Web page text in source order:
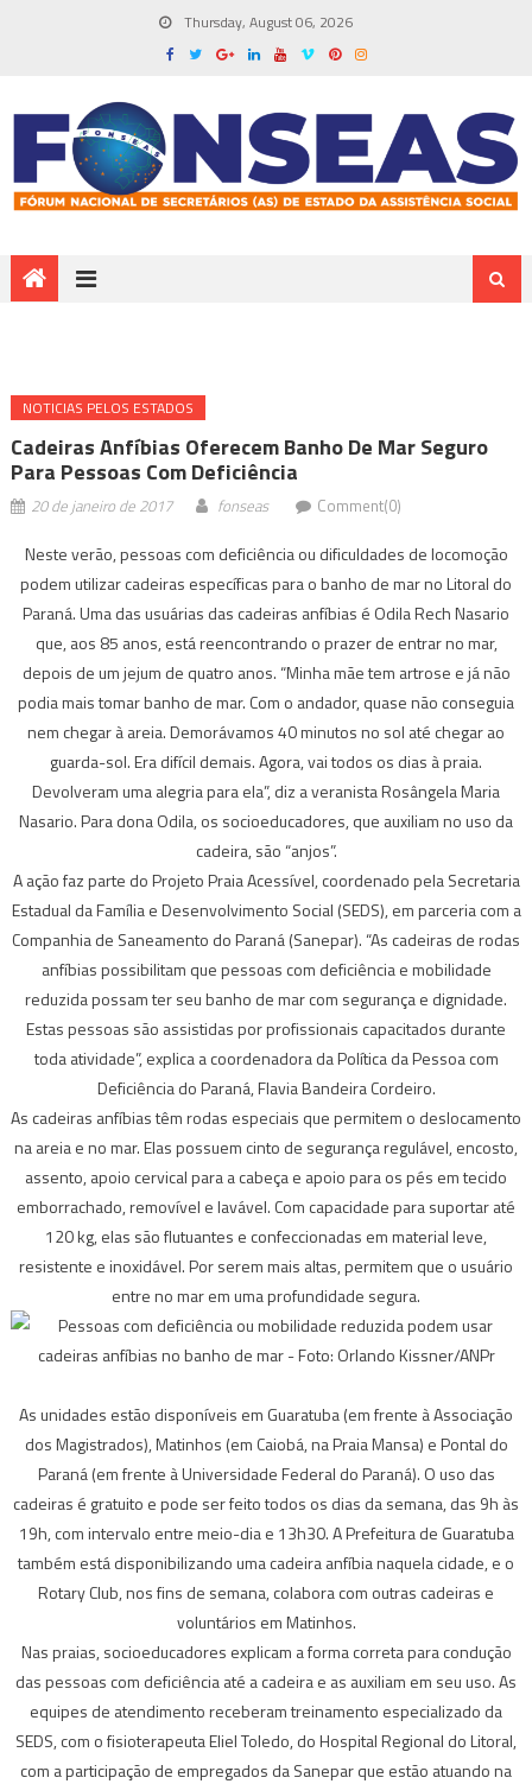
Thursday, August 06, 2026
NOTICIAS PELOS ESTADOS
Cadeiras Anfíbias Oferecem Banho De Mar Seguro
Para Pessoas Com Deficiência
20 de janeiro de 2017 fonseas Comment(0)
Neste verão, pessoas com deficiência ou dificuldades de locomoção
podem utilizar cadeiras específicas para o banho de mar no Litoral do
Paraná. Uma das usuárias das cadeiras anfíbias é Odila Rech Nasario
que, aos 85 anos, está reencontrando o prazer de entrar no mar,
depois de um jejum de quatro anos. “Minha mãe tem artrose e já não
podia mais tomar banho de mar. Com o andador, quase não conseguia
nem chegar à areia. Demorávamos 40 minutos no sol até chegar ao
guarda-sol. Era difícil demais. Agora, vai todos os dias à praia.
Devolveram uma alegria para ela”, diz a veranista Rosângela Maria
Nasario. Para dona Odila, os socioeducadores, que auxiliam no uso da
cadeira, são “anjos”.
A ação faz parte do Projeto Praia Acessível, coordenado pela Secretaria
Estadual da Família e Desenvolvimento Social (SEDS), em parceria com a
Companhia de Saneamento do Paraná (Sanepar). “As cadeiras de rodas
anfíbias possibilitam que pessoas com deficiência e mobilidade
reduzida possam ter seu banho de mar com segurança e dignidade.
Estas pessoas são assistidas por profissionais capacitados durante
toda atividade”, explica a coordenadora da Política da Pessoa com
Deficiência do Paraná, Flavia Bandeira Cordeiro.
As cadeiras anfíbias têm rodas especiais que permitem o deslocamento
na areia e no mar. Elas possuem cinto de segurança regulável, encosto,
assento, apoio cervical para a cabeça e apoio para os pés em tecido
emborrachado, removível e lavável. Com capacidade para suportar até
120 kg, elas são flutuantes e confeccionadas em material leve,
resistente e inoxidável. Por serem mais altas, permitem que o usuário
entre no mar em uma profundidade segura.
As unidades estão disponíveis em Guaratuba (em frente à Associação
dos Magistrados), Matinhos (em Caiobá, na Praia Mansa) e Pontal do
Paraná (em frente à Universidade Federal do Paraná). O uso das
cadeiras é gratuito e pode ser feito todos os dias da semana, das 9h às
19h, com intervalo entre meio-dia e 13h30. A Prefeitura de Guaratuba
também está disponibilizando uma cadeira anfíbia naquela cidade, e o
Rotary Club, nos fins de semana, colabora com outras cadeiras e
voluntários em Matinhos.
Nas praias, socioeducadores explicam a forma correta para condução
das pessoas com deficiência até a cadeira e as auxiliam em seu uso. As
equipes de atendimento receberam treinamento especializado da
SEDS, com o fisioterapeuta Eliel Toledo, do Hospital Regional do Litoral,
com a participação de empregados da Sanepar que estão atuando na